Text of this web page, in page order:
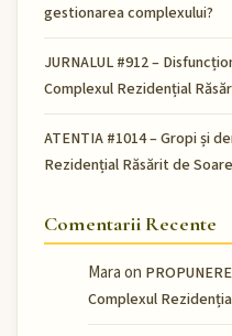
gestionarea complexului?
JURNALUL #912 –
Complexul Rezidențial
ATENTIA #1014 – Gropi și
Rezidențial Răsărit de Soare
Comentarii Recente
Maraon
Complexul